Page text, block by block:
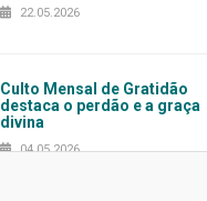
22.05.2026
Culto Mensal de Gratidão
destaca o perdão e a graça
divina
04.05.2026